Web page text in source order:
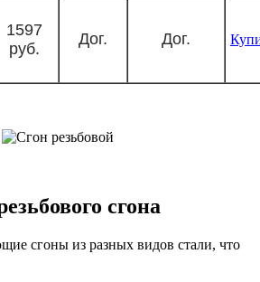
1597
руб.
Дог. Дог.
сгона
сгоны из разных видов стали, что